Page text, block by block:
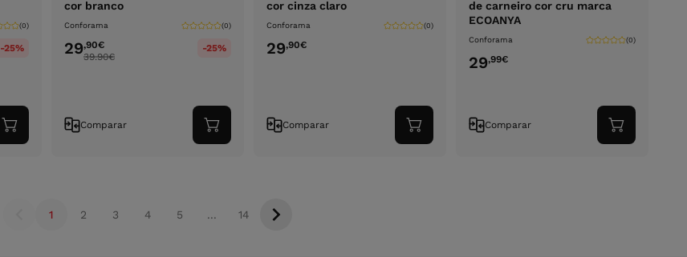
(0)
-25%
Adicionar
ao
cor branco
Conforama (0)
29,90€
39.90€
-25%
Comparar
Adicionar
ao
cor cinza claro
Conforama (0)
29,90€
Comparar
Adicionar
ao
de carneiro cor cru marca
ECOANYA
Conforama (0)
29,99€
Comparar
Adicionar
ao
1 2 3 4 5 ... 14